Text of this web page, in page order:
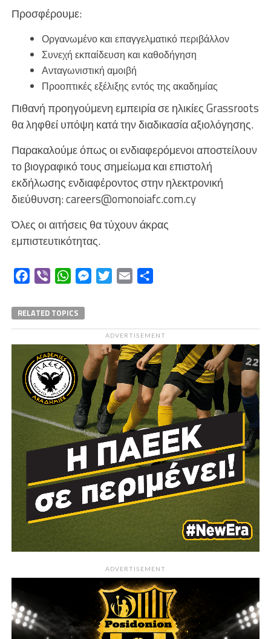
Προσφέρουμε:
Οργανωμένο και επαγγελματικό περιβάλλον
Συνεχή εκπαίδευση και καθοδήγηση
Ανταγωνιστική αμοιβή
Προοπτικές εξέλιξης εντός της ακαδημίας
Πιθανή προηγούμενη εμπειρία σε ηλικίες Grassroots
θα ληφθεί υπόψη κατά την διαδικασία αξιολόγησης.
Παρακαλούμε όπως οι ενδιαφερόμενοι αποστείλουν
το βιογραφικό τους σημείωμα και επιστολή
εκδήλωσης ενδιαφέροντος στην ηλεκτρονική
διεύθυνση:careers@omonoiafc.com.cy
Όλες οι αιτήσεις θα τύχουν άκρας
εμπιστευτικότητας.
Facebook
Viber WhatsAppMessengerTwitterEmail
RELATED TOPICS
ADVERTISEMENT
ADVERTISEMENT